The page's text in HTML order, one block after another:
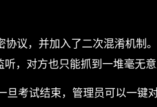
议，并加入了二次混淆机制
，对方也只能抓到一堆毫无意
考试结束，管理员可以一键